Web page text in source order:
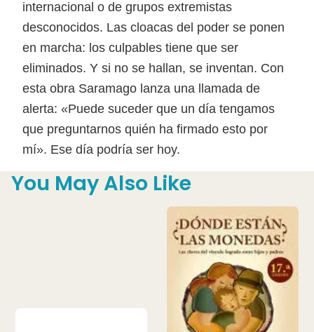
internacional o de grupos extremistas
desconocidos. Las cloacas del poder se ponen
en marcha: los culpables tiene que ser
eliminados. Y si no se hallan, se inventan. Con
esta obra Saramago lanza una llamada de
alerta: «Puede suceder que un día tengamos
que preguntarnos quién ha firmado esto por
mí». Ese día podría ser hoy.
You May Also Like